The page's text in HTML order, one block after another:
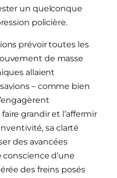
un quelconque
policière.
prévoir toutes les
de masse
allaient
– comme bien
grandir et l’affermir
sa clarté
des avancées
conscience d’une
des freins posés